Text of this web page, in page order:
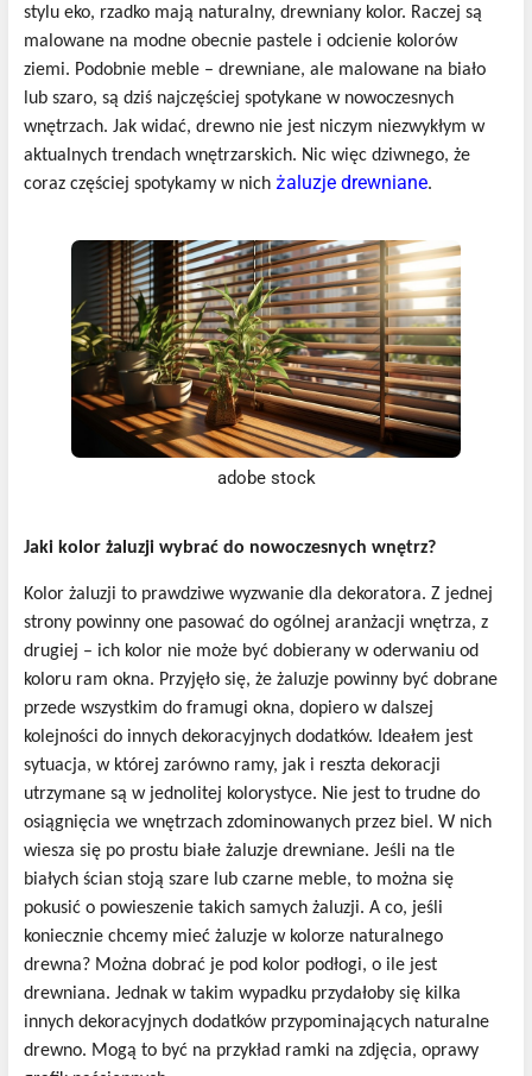
stylu eko, rzadko mają naturalny, drewniany kolor. Raczej są
malowane na modne obecnie pastele i odcienie kolorów
ziemi. Podobnie meble – drewniane, ale malowane na biało
lub szaro, są dziś najczęściej spotykane w nowoczesnych
wnętrzach. Jak widać, drewno nie jest niczym niezwykłym w
aktualnych trendach wnętrzarskich. Nic więc dziwnego, że
coraz częściej spotykamy w nich żaluzje drewniane.
adobe stock
Jaki kolor żaluzji wybrać do nowoczesnych wnętrz?
Kolor żaluzji to prawdziwe wyzwanie dla dekoratora. Z jednej
strony powinny one pasować do ogólnej aranżacji wnętrza, z
drugiej – ich kolor nie może być dobierany w oderwaniu od
koloru ram okna. Przyjęło się, że żaluzje powinny być dobrane
przede wszystkim do framugi okna, dopiero w dalszej
kolejności do innych dekoracyjnych dodatków. Ideałem jest
sytuacja, w której zarówno ramy, jak i reszta dekoracji
utrzymane są w jednolitej kolorystyce. Nie jest to trudne do
osiągnięcia we wnętrzach zdominowanych przez biel. W nich
wiesza się po prostu białe żaluzje drewniane. Jeśli na tle
białych ścian stoją szare lub czarne meble, to można się
pokusić o powieszenie takich samych żaluzji. A co, jeśli
koniecznie chcemy mieć żaluzje w kolorze naturalnego
drewna? Można dobrać je pod kolor podłogi, o ile jest
drewniana. Jednak w takim wypadku przydałoby się kilka
innych dekoracyjnych dodatków przypominających naturalne
drewno. Mogą to być na przykład ramki na zdjęcia, oprawy